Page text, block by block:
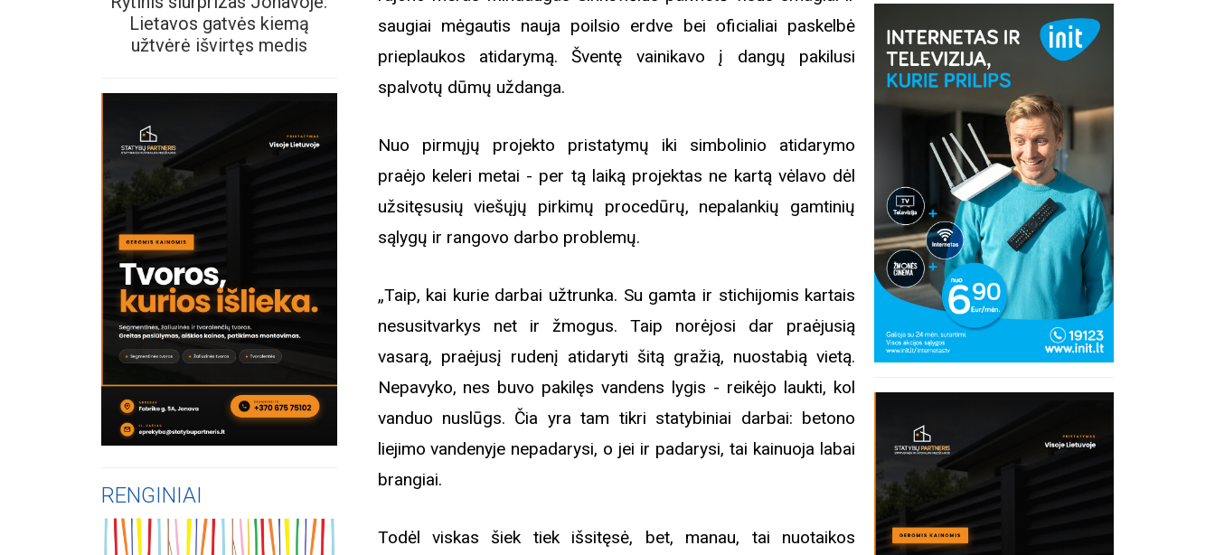
Lietavos gatvės kiemą
užtvėrė išvirtęs medis
RENGINIAI
saugiai mėgautis nauja poilsio erdve bei oficialiai paskelbė
prieplaukos atidarymą. Šventę vainikavo į dangų pakilusi
spalvotų dūmų uždanga.
Nuo pirmųjų projekto pristatymų iki simbolinio atidarymo
praėjo keleri metai - per tą laiką projektas ne kartą vėlavo dėl
užsitęsusių viešųjų pirkimų procedūrų, nepalankių gamtinių
sąlygų ir rangovo darbo problemų.
„Taip, kai kurie darbai užtrunka. Su gamta ir stichijomis kartais
nesusitvarkys net ir žmogus. Taip norėjosi dar praėjusią
vasarą, praėjusį rudenį atidaryti šitą gražią, nuostabią vietą.
Nepavyko, nes buvo pakilęs vandens lygis - reikėjo laukti, kol
vanduo nuslūgs. Čia yra tam tikri statybiniai darbai: betono
liejimo vandenyje nepadarysi, o jei ir padarysi, tai kainuoja labai
brangiai.
Todėl viskas šiek tiek išsitęsė, bet, manau, tai nuotaikos